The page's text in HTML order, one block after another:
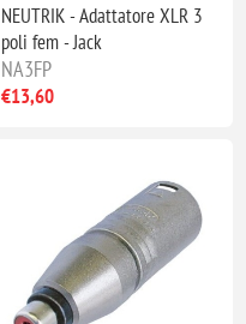
NEUTRIK - Adattatore XLR 3
poli fem - Jack
NA3FP
€13,60